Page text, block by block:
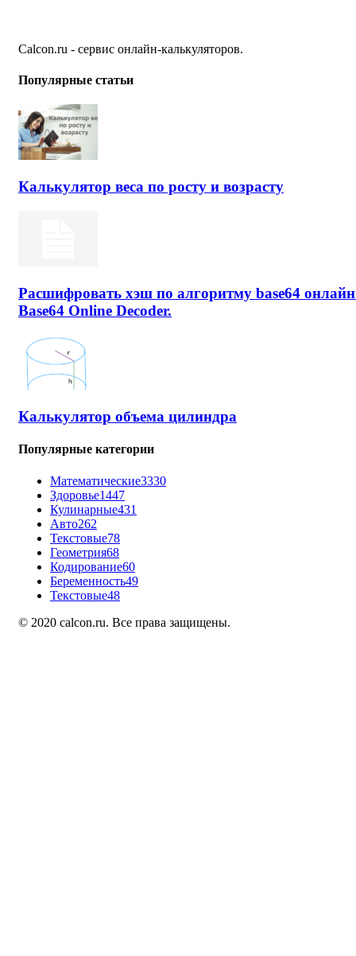
Calcon.ru - сервис онлайн-калькуляторов.
Популярные статьи
Калькулятор веса по росту и возрасту
Расшифровать хэш по алгоритму base64
Base64 Online Decoder.
Калькулятор объема цилиндра
Популярные категории
Математические3330
Здоровье1447
Кулинарные431
Авто262
Текстовые78
Геометрия68
Кодирование60
Беременность49
Текстовые48
© 2020 calcon.ru. Все права защищены.